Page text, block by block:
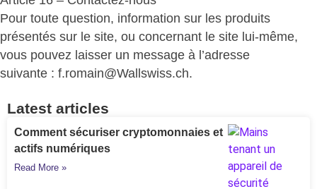
Pour toute question, information sur les produits
présentés sur le site, ou concernant le site lui-même,
vous pouvez laisser un message à l’adresse
suivante : f.romain@Wallswiss.ch.
Latest articles
Comment sécuriser cryptomonnaies et
actifs numériques
Read More »